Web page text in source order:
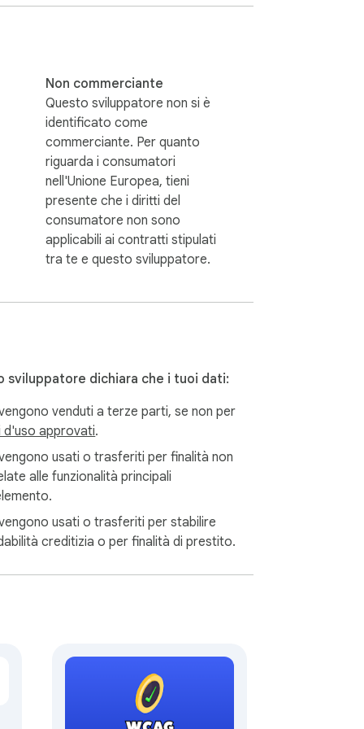
software di analisi contrattuale
linguaggio legale denso in modo che tu
quotidiani con fornitori, l'estensione
aiutandoti a completare una revisione
legale. Supporta l'intero processo,
disponibile. I tuoi documenti vengono
Non commerciante
Questo sviluppatore non si è
identificato come
commerciante. Per quanto
riguarda i consumatori
nell'Unione Europea, tieni
presente che i diritti del
consumatore non sono
applicabili ai contratti stipulati
tra te e questo sviluppatore.
sviluppatore dichiara che i tuoi dati:
venduti a terze parti, se non per
d'uso approvati.
usati o trasferiti per finalità non
alle funzionalità principali
usati o trasferiti per stabilire
creditizia o per finalità di prestito.